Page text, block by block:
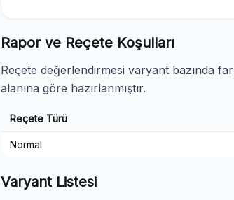
Rapor ve Reçete Koşulları
Reçete değerlendirmesi varyant bazında
alanına göre hazırlanmıştır.
Reçete Türü
Normal
Varyant Listesi